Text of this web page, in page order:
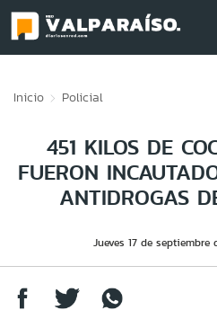
Inicio Policial
451 KILOS DE
FUERON
ANTIDROGAS
Jueves 17 de septiembre